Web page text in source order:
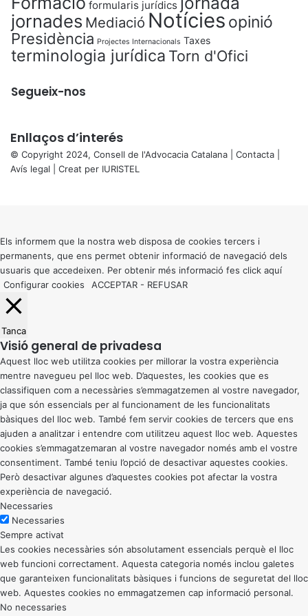
formularis jurídics
jornades Mediació Notícies opinió
Presidència Projectes Internacionals Taxes
terminologia jurídica Torn d'Ofici
Segueix-nos
Enllaços d’interés
© Copyright 2024, Consell de l'Advocacia Catalana | Contacta
Avís legal | Creat per IURISTEL
button
Els informem que la nostra web disposa de cookies tercers i
permanents, que ens permet obtenir informació de navegació dels
usuaris que accedeixen. Per obtenir més informació fes click aquí
Configurar cookies
ACCEPTAR - REFUSAR
Tanca
Visió general de privadesa
Aquest lloc web utilitza cookies per millorar la vostra experiència
mentre navegueu pel lloc web. D’aquestes, les cookies que es
classifiquen com a necessàries s’emmagatzemen al vostre navegador,
ja que són essencials per al funcionament de les funcionalitats
bàsiques del lloc web. També fem servir cookies de tercers que ens
ajuden a analitzar i entendre com utilitzeu aquest lloc web. Aquestes
cookies s’emmagatzemaran al vostre navegador només amb el vostre
consentiment. També teniu l’opció de desactivar aquestes cookies.
Però desactivar algunes d’aquestes cookies pot afectar la vostra
experiència de navegació.
Necessaries
Necessaries
Sempre activat
Les cookies necessàries són absolutament essencials perquè el lloc
web funcioni correctament. Aquesta categoria només inclou galetes
que garanteixen funcionalitats bàsiques i funcions de seguretat del lloc
web. Aquestes cookies no emmagatzemen cap informació personal.
No necessaries